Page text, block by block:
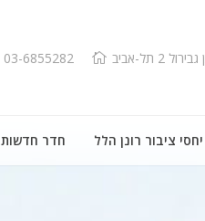
2 תל-אביב 03-6855282
ציבור רונן הלל חדר חדשות